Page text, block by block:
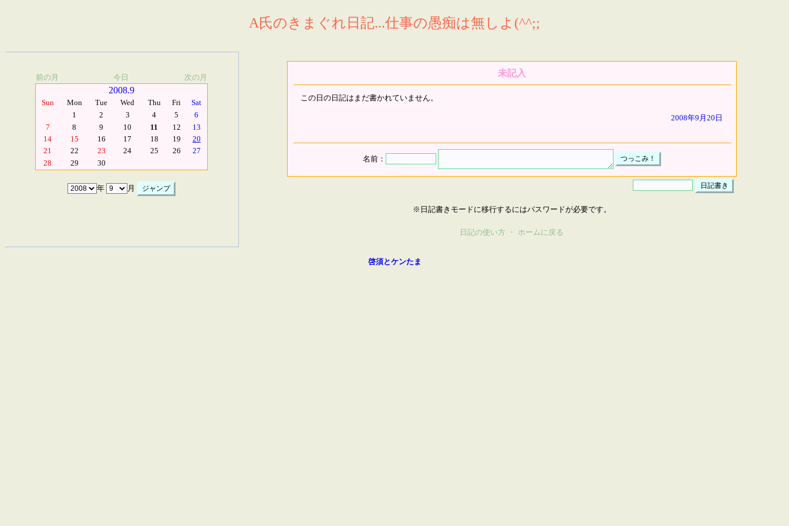
A氏のきまぐれ日記...仕事の愚痴は無しよ(^^;;
前の月 今日 次の月
2008.9
Sun Mon Tue Wed Thu Fri
Sat
1
2 3 4 5
6
7
8 9 10 11 12
13
14
15 16 17 18 19
20
21
22 23 24 25 26
27
28
29 30
年 月
未記入
この日の日記はまだ書かれていません。
2008年9月20日
名前：
※日記書きモードに移行するにはパスワードが必要です。
日記の使い方 ・ ホームに戻る
啓須とケンたま